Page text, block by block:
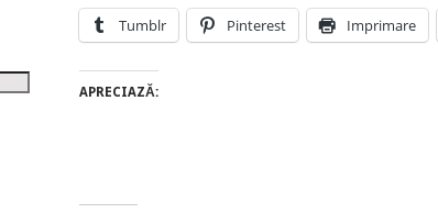
Tumblr Pinterest Imprimare
APRECIAZĂ: